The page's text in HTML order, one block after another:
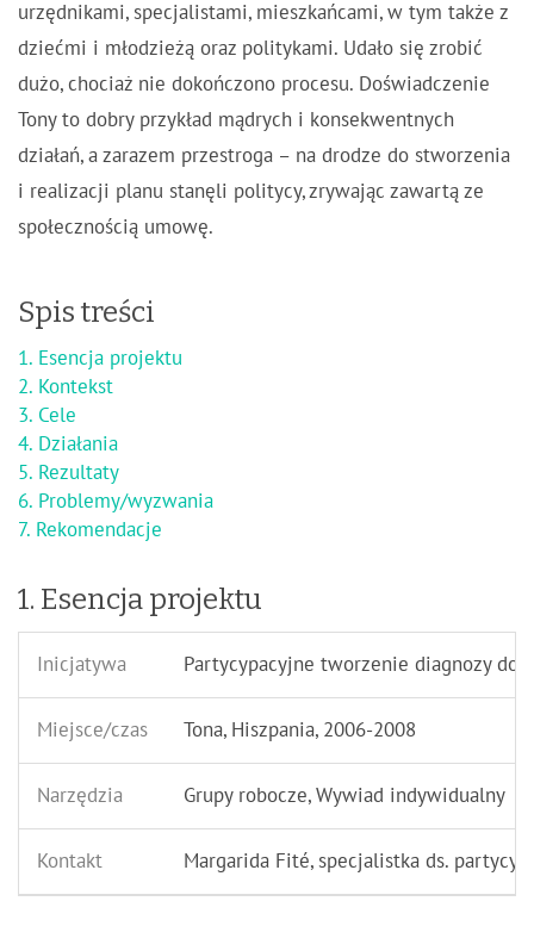
urzędnikami, specjalistami, mieszkańcami, w tym także z
dziećmi i młodzieżą oraz politykami. Udało się zrobić
dużo, chociaż nie dokończono procesu. Doświadczenie
Tony to dobry przykład mądrych i konsekwentnych
działań, a zarazem przestroga – na drodze do stworzenia
i realizacji planu stanęli politycy, zrywając zawartą ze
społecznością umowę.
Spis treści
1. Esencja projektu
2. Kontekst
3. Cele
4. Działania
5. Rezultaty
6. Problemy/wyzwania
7. Rekomendacje
1. Esencja projektu
Inicjatywa Partycypacyjne tworzenie diagnozy do
Miejsce/czas Tona, Hiszpania, 2006-2008
Narzędzia Grupy robocze, Wywiad indywidualny
Kontakt Margarida Fité, specjalistka ds.